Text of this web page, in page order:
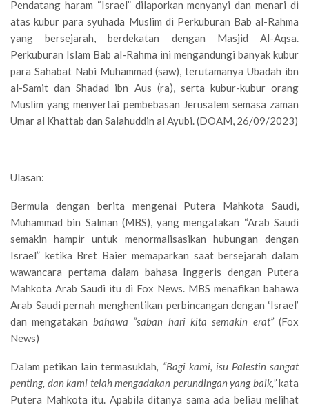
Pendatang haram “Israel” dilaporkan menyanyi dan menari di
atas kubur para syuhada Muslim di Perkuburan Bab al-Rahma
yang bersejarah, berdekatan dengan Masjid Al-Aqsa.
Perkuburan Islam Bab al-Rahma ini mengandungi banyak kubur
para Sahabat Nabi Muhammad (saw), terutamanya Ubadah ibn
al-Samit dan Shadad ibn Aus (ra), serta kubur-kubur orang
Muslim yang menyertai pembebasan Jerusalem semasa zaman
Umar al Khattab dan Salahuddin al Ayubi. (DOAM, 26/09/2023)
Ulasan:
Bermula dengan berita mengenai Putera Mahkota Saudi,
Muhammad bin Salman (MBS), yang mengatakan “Arab Saudi
semakin hampir untuk menormalisasikan hubungan dengan
Israel” ketika Bret Baier memaparkan saat bersejarah dalam
wawancara pertama dalam bahasa Inggeris dengan Putera
Mahkota Arab Saudi itu di Fox News. MBS menafikan bahawa
Arab Saudi pernah menghentikan perbincangan dengan ‘Israel’
dan mengatakan bahawa “saban hari kita semakin erat”(Fox
News)
Dalam petikan lain termasuklah, “Bagi kami, isu Palestin sangat
penting, dan kami telah mengadakan perundingan yang baik,”kata
Putera Mahkota itu. Apabila ditanya sama ada beliau melihat